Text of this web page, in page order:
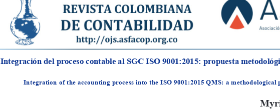
Integration of the accounting process into the ISO 9001:2015 QMS: a
Integración del proceso contable al SGC ISO 9001:2015: propuesta